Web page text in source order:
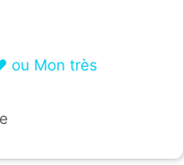
ou Mon très